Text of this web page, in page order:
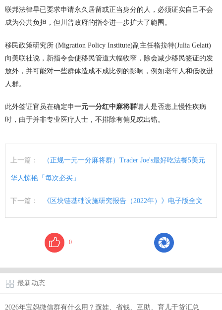
联邦法律早已要求申请永久居留或正当身分的人，必须证实自己不会
成为公共负担，但川普政府的指令进一步扩大了範围。
移民政策研究所 (Migration Policy Institute)副主任格拉特(Julia Gelatt)
向美联社说，新指令会使移民管道大幅收窄，除会减少移民签证的发
放外，并可能对一些群体造成不成比例的影响，例如老年人和低收进
人群。
此外签证官员在确定申一元一分红中麻将群请人是否患上慢性疾病
时，由于并非专业医疗人士，不排除有偏见或出错。
上一篇： （正规一元一分麻将群）Trader Joe's最好吃法餐5美元
华人惊艳「每次必买」
下一篇： 《区块链基础设施研究报告（2022年）》电子版全文
0
最新动态
2026年宝妈微信群有什么用？遛娃、省钱、互助、育儿干货汇总